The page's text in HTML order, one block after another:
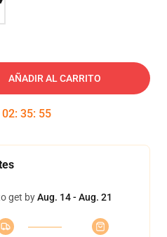
AÑADIR AL CARRITO
02: 35: 54
get byAug. 14 - Aug. 21